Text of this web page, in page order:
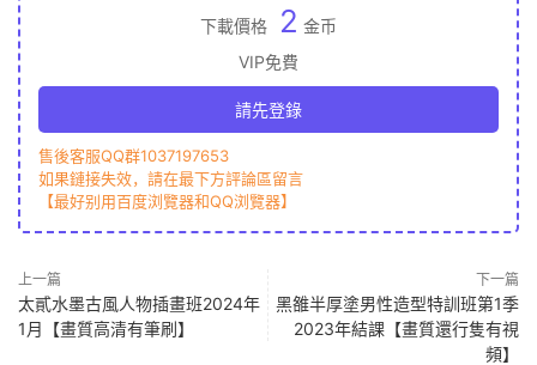
下載價格 2 金币
VIP免費
請先登錄
售後客服QQ群1037197653
如果鏈接失效，請在最下方評論區留言
【最好别用百度浏覽器和QQ浏覽器】
上一篇
太貳水墨古風人物插畫班2024年
1月【畫質高清有筆刷】
下一篇
黑雒半厚塗男性造型特訓班第1季
2023年結課【畫質還行隻有視
頻】